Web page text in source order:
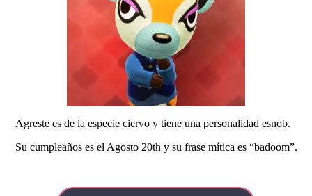
Agreste es de la especie ciervo y tiene una personalidad esnob.
Su cumpleaños es el Agosto 20th y su frase mítica es badoom .